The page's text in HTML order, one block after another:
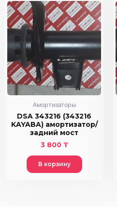
Амортизаторы
DSA 343216 (343216
KAYABA) амортизатор/
задний мост
3 800 ₸
В корзину